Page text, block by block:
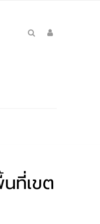
ที่เขต